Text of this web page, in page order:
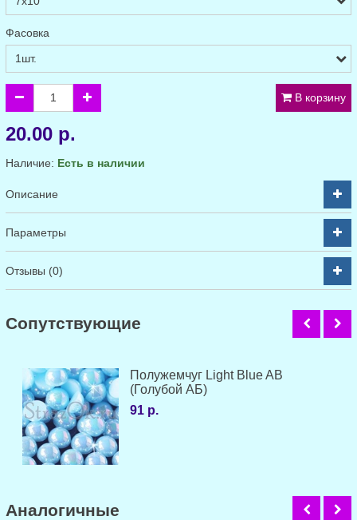
Фасовка
В корзину
20.00 р.
Наличие: Есть в наличии
Описание
Параметры
Отзывы (0)
Cопутствующие
Полужемчуг Light Blue AB
(Голубой АБ)
91 р.
Аналогичные